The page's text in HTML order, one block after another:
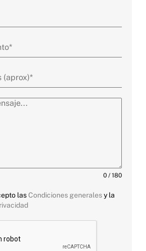
0 / 180
lasCondiciones generalesy la